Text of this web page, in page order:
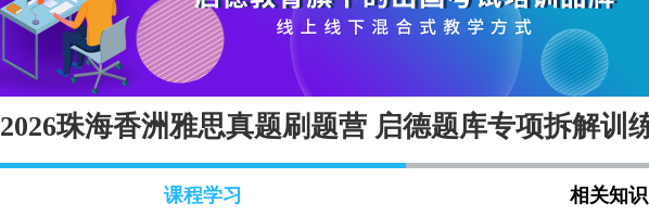
2026珠海香洲雅思真题刷题营 启德题库专项拆解训
课程学习 相关知识